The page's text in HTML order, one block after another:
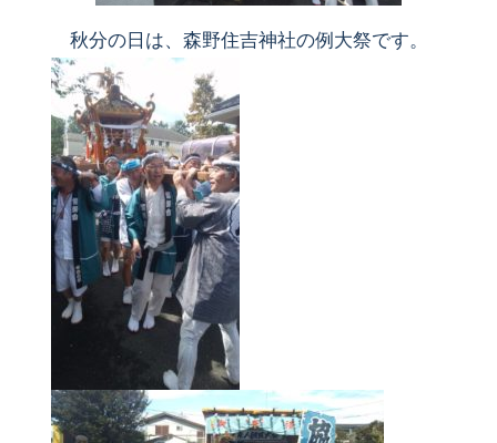
秋分の日は、森野住吉神社の例大祭です。